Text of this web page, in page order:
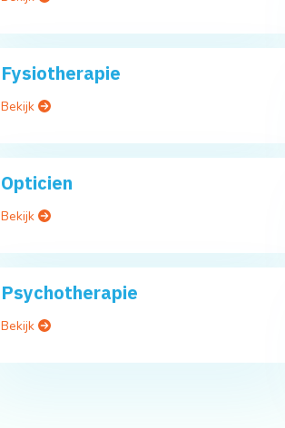
Fysiotherapie
Bekijk
Opticien
Bekijk
Psychotherapie
Bekijk